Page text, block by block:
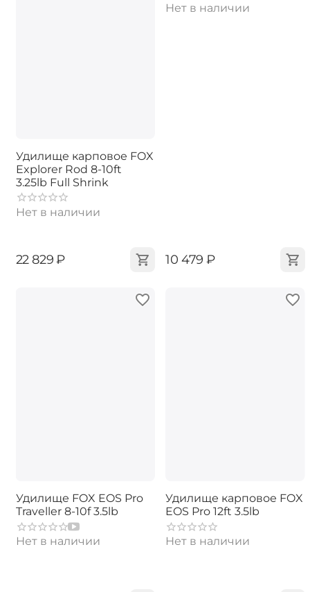
Удилище карповое FOX
Explorer Rod 8-10ft
3.25lb Full Shrink
Нет в наличии
‍22 829‍₽
Нет в наличии
‍10 479‍ ₽
Удилище FOX EOS Pro
Traveller 8-10f 3.5lb
Нет в наличии
Удилище карповое FOX
EOS Pro 12ft 3.5lb
Нет в наличии